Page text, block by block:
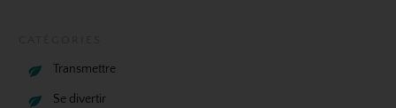
Transmettre
Se divertir